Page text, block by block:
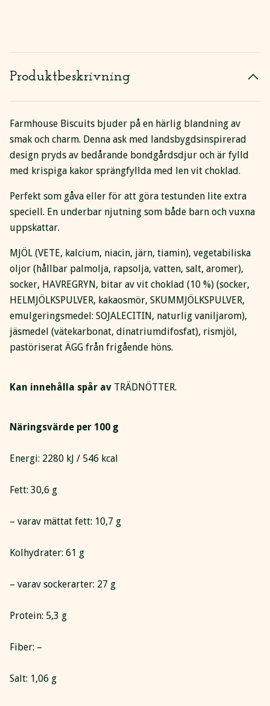
Produktbeskrivning
Farmhouse Biscuits bjuder på en härlig blandning av
smak och charm. Denna ask med landsbygdsinspirerad
design pryds av bedårande bondgårdsdjur och är fylld
med krispiga kakor sprängfyllda med len vit choklad.
Perfekt som gåva eller för att göra testunden lite extra
speciell. En underbar njutning som både barn och vuxna
uppskattar.
MJÖL (VETE, kalcium, niacin, järn, tiamin), vegetabiliska
oljor (hållbar palmolja, rapsolja, vatten, salt, aromer),
socker, HAVREGRYN, bitar av vit choklad (10 %) (socker,
HELMJÖLKSPULVER, kakaosmör, SKUMMJÖLKSPULVER,
emulgeringsmedel: SOJALECITIN, naturlig vaniljarom),
jäsmedel (vätekarbonat, dinatriumdifosfat), rismjöl,
pastöriserat ÄGG från frigående höns.
Kan innehålla spår av TRÄDNÖTTER.
Näringsvärde per 100 g
Energi: 2280 kJ / 546 kcal
Fett: 30,6 g
– varav mättat fett: 10,7 g
Kolhydrater: 61 g
– varav sockerarter: 27 g
Protein: 5,3 g
Fiber: –
Salt: 1,06 g